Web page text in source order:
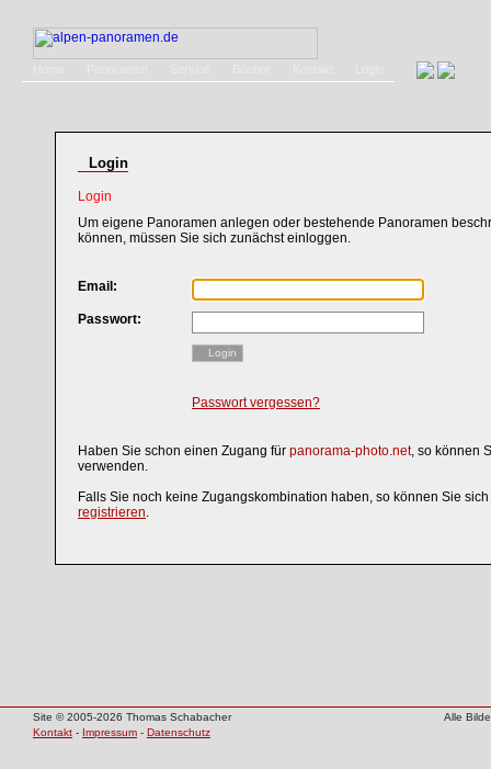
Login
Login
Um eigene Panoramen anlegen oder bestehende Panoramen
können, müssen Sie sich zunächst einloggen.
Email:
Passwort:
Login
Passwort vergessen?
Haben Sie schon einen Zugang für panorama-photo.net, so können
verwenden.
Falls Sie noch keine Zugangskombination haben, so können Sie sich
registrieren.
Site © 2005-2026 Thomas Schabacher
Alle
Kontakt - Impressum - Datenschutz